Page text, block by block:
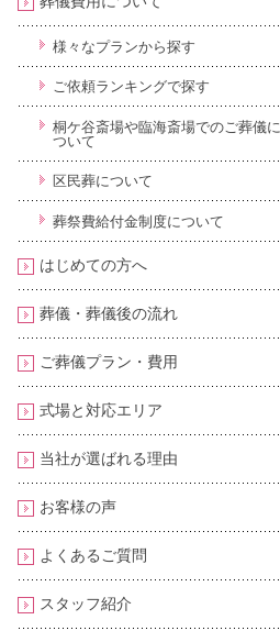
様々なプランから探す
ご依頼ランキングで探す
桐ケ谷斎場や臨海斎場でのご葬儀に
ついて
区民葬について
葬祭費給付金制度について
はじめての方へ
葬儀・葬儀後の流れ
ご葬儀プラン・費用
式場と対応エリア
当社が選ばれる理由
お客様の声
よくあるご質問
スタッフ紹介